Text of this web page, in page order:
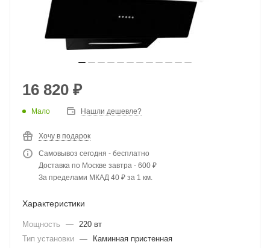
16 820 ₽
Мало Нашли дешевле?
Хочу в подарок
Самовывоз сегодня - бесплатно
Доставка по Москве завтра - 600 ₽
За пределами МКАД 40 ₽ за 1 км.
Характеристики
Мощность — 220 вт
Тип установки —
Каминная пристенная